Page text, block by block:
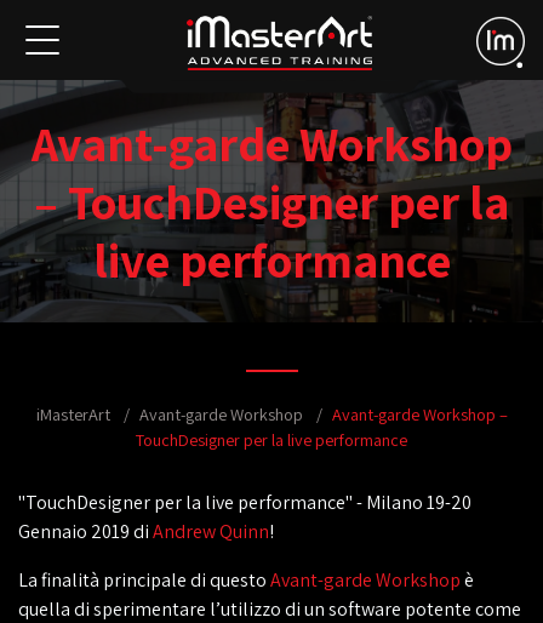
Avant-garde Workshop
– TouchDesigner per la
live performance
iMasterArt Avant-garde Workshop
Avant-garde Workshop –
TouchDesigner per la live performance
"TouchDesigner per la live performance" - Milano 19-20
Gennaio 2019 diAndrew Quinn!
La finalità principale di questoAvant-garde Workshopè
quella di sperimentare l’utilizzo di un software potente come